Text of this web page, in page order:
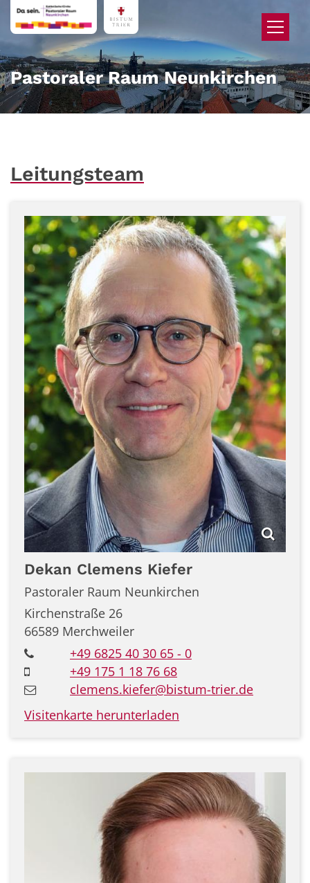
Zum Inhalt springen
Pastoraler Raum Neunkirchen
Leitungsteam
Dekan Clemens Kiefer
Pastoraler Raum Neunkirchen
Kirchenstraße 26
66589 Merchweiler
+49 6825 40 30 65 - 0
+49 175 1 18 76 68
clemens.kiefer@bistum-trier.de
Visitenkarte herunterladen